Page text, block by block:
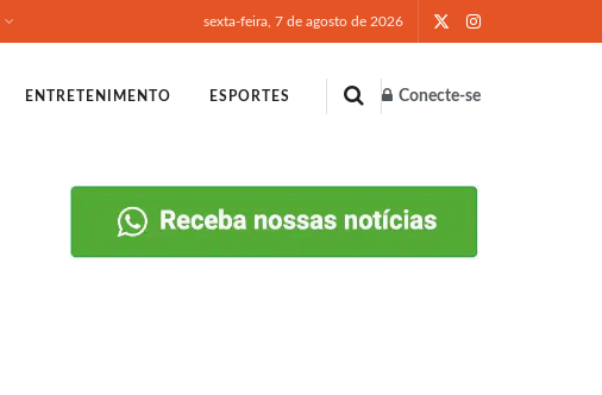
sexta-feira, 7 de agosto de 2026
ENTRETENIMENTO ESPORTES Conecte-se